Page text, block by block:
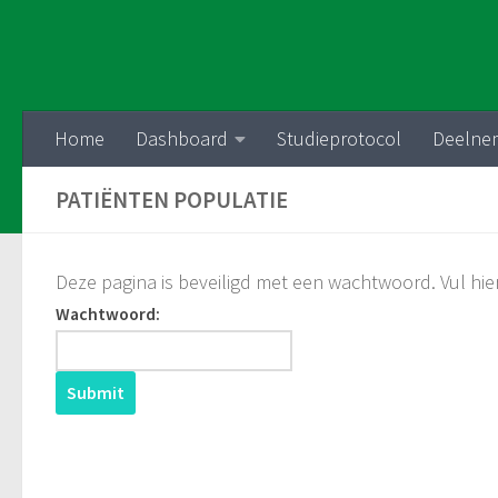
Home Dashboard Studieprotocol
PATIËNTEN POPULATIE
Deze pagina is beveiligd met een wachtwoord. Vul
Wachtwoord: